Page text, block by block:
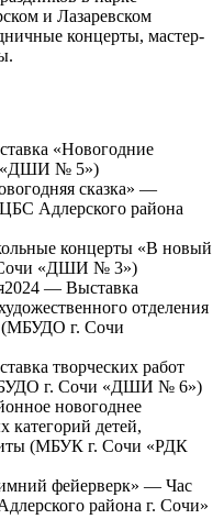
и Лазаревском
концерты, мастер-
«Новогодние
«ДШИ № 5»)
сказка» —
Адлерского района
концерты «В новый
Сочи «ДШИ № 3»)
— Выставка
отделения
(МБУДО г. Сочи
творческих работ
г. Сочи «ДШИ № 6»)
новогоднее
категорий детей,
(МБУК г. Сочи «РДК
фейерверк» — Час
района г. Сочи»